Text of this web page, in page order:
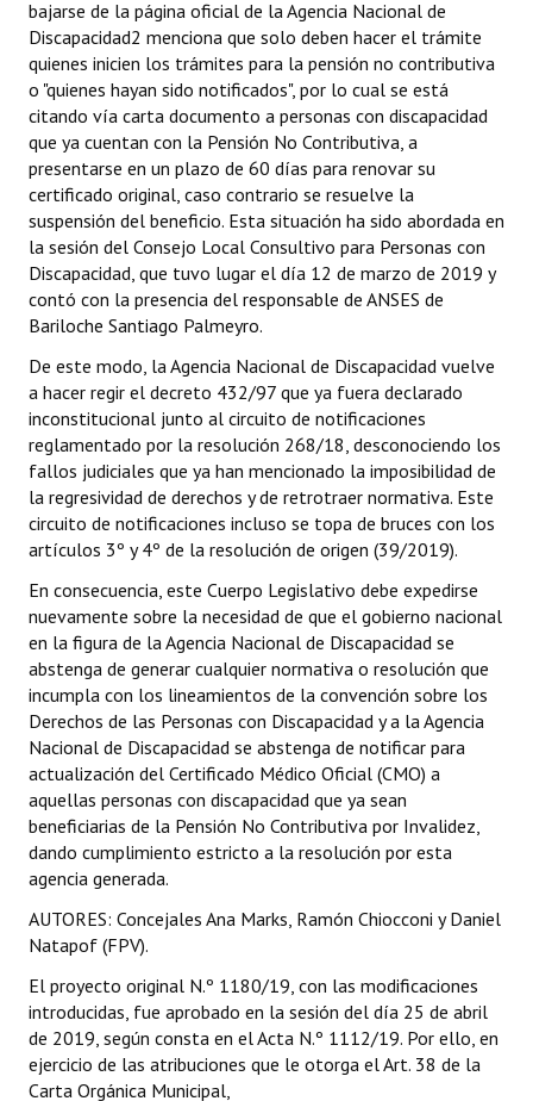
bajarse de la página oficial de la Agencia Nacional de
Discapacidad2 menciona que solo deben hacer el trámite
quienes inicien los trámites para la pensión no contributiva
o "quienes hayan sido notificados", por lo cual se está
citando vía carta documento a personas con discapacidad
que ya cuentan con la Pensión No Contributiva, a
presentarse en un plazo de 60 días para renovar su
certificado original, caso contrario se resuelve la
suspensión del beneficio. Esta situación ha sido abordada en
la sesión del Consejo Local Consultivo para Personas con
Discapacidad, que tuvo lugar el día 12 de marzo de 2019 y
contó con la presencia del responsable de ANSES de
Bariloche Santiago Palmeyro.
De este modo, la Agencia Nacional de Discapacidad vuelve
a hacer regir el decreto 432/97 que ya fuera declarado
inconstitucional junto al circuito de notificaciones
reglamentado por la resolución 268/18, desconociendo los
fallos judiciales que ya han mencionado la imposibilidad de
la regresividad de derechos y de retrotraer normativa. Este
circuito de notificaciones incluso se topa de bruces con los
artículos 3º y 4º de la resolución de origen (39/2019).
En consecuencia, este Cuerpo Legislativo debe expedirse
nuevamente sobre la necesidad de que el gobierno nacional
en la figura de la Agencia Nacional de Discapacidad se
abstenga de generar cualquier normativa o resolución que
incumpla con los lineamientos de la convención sobre los
Derechos de las Personas con Discapacidad y a la Agencia
Nacional de Discapacidad se abstenga de notificar para
actualización del Certificado Médico Oficial (CMO) a
aquellas personas con discapacidad que ya sean
beneficiarias de la Pensión No Contributiva por Invalidez,
dando cumplimiento estricto a la resolución por esta
agencia generada.
AUTORES: Concejales Ana Marks, Ramón Chiocconi y Daniel
Natapof (FPV).
El proyecto original N.º 1180/19, con las modificaciones
introducidas, fue aprobado en la sesión del día 25 de abril
de 2019, según consta en el Acta N.º 1112/19. Por ello, en
ejercicio de las atribuciones que le otorga el Art. 38 de la
Carta Orgánica Municipal,